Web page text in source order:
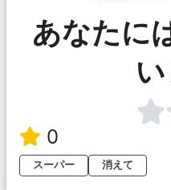
あなたに
0
スーパー
消えて